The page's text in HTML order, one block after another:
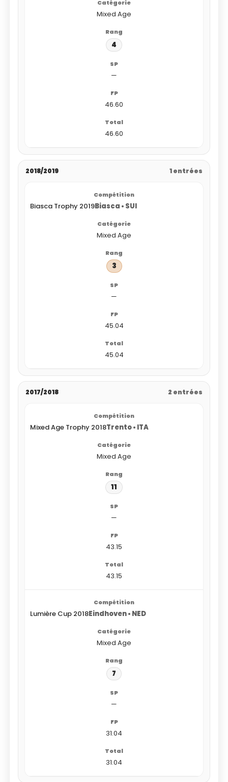
Mixed Age
4
—
46.60
46.60
2018/2019 1 entrées
Biasca Trophy 2019Biasca • SUI
Mixed Age
3
—
45.04
45.04
2017/2018 2 entrées
Mixed Age Trophy 2018Trento • ITA
Mixed Age
11
—
43.15
43.15
Lumière Cup 2018Eindhoven • NED
Mixed Age
7
—
31.04
31.04